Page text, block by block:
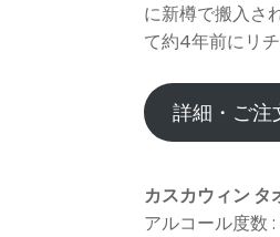
に新樽で搬入さ
て約4年前にリ
詳細・ご注
カスカウィン タ
アルコール度